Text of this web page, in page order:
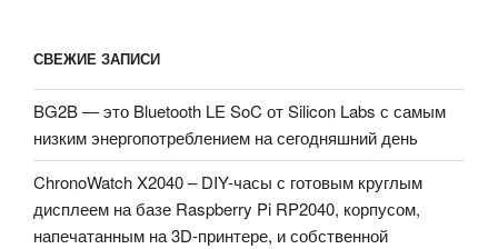
СВЕЖИЕ ЗАПИСИ
BG2B — это Bluetooth LE SoC от Silicon Labs с самым
низким энергопотреблением на сегодняшний день
ChronoWatch X2040 – DIY-часы с готовым круглым
дисплеем на базе Raspberry Pi RP2040, корпусом,
напечатанным на 3D-принтере, и собственной